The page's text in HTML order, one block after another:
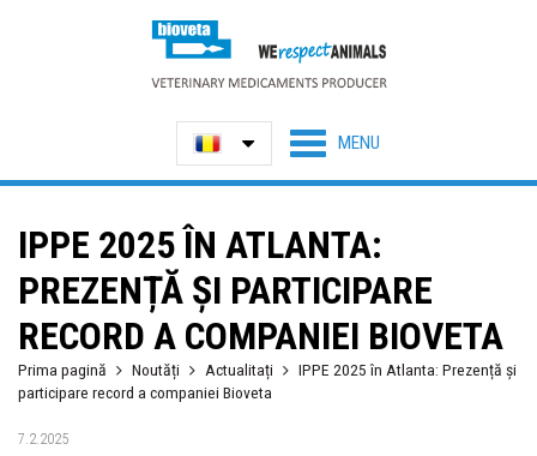
IPPE 2025 ÎN ATLANTA:
PREZENȚĂ ȘI PARTICIPARE
RECORD A COMPANIEI BIOVETA
Prima pagină Noutăți Actualitați
IPPE 2025 în Atlanta: Prezență și
participare record a companiei Bioveta
7.2.2025